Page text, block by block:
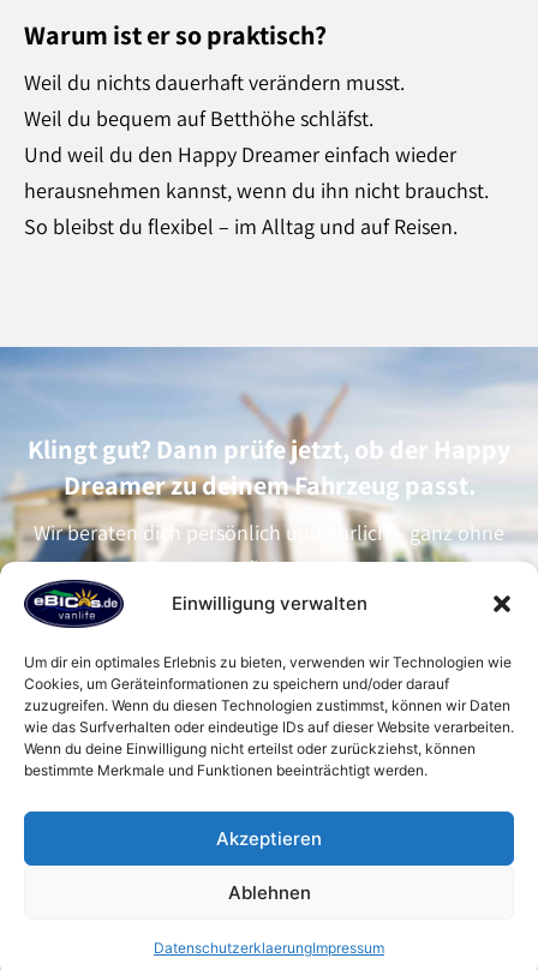
Einwilligung verwalten
Um dir ein optimales Erlebnis zu bieten, verwenden wir Technologien wie
Cookies, um Geräteinformationen zu speichern und/oder darauf
zuzugreifen. Wenn du diesen Technologien zustimmst, können wir Daten
wie das Surfverhalten oder eindeutige IDs auf dieser Website verarbeiten.
Wenn du deine Einwilligung nicht erteilst oder zurückziehst, können
bestimmte Merkmale und Funktionen beeinträchtigt werden.
Akzeptieren
Ablehnen
DatenschutzerklaerungImpressum
Warum ist er so praktisch?
Weil du nichts dauerhaft verändern musst.
Weil du bequem auf Betthöhe schläfst.
Und weil du den Happy Dreamer einfach wieder
herausnehmen kannst, wenn du ihn nicht brauchst.
So bleibst du flexibel – im Alltag und auf Reisen.
Klingt gut? Dann prüfe jetzt, ob der Happy
Dreamer zu deinem Fahrzeug passt.
Wir beraten dich persönlich und ehrlich – ganz ohne
Verpflichtung.
Happy Dreamer unverbindlich anfragen
Hergestellt in Deutschland
Passt der Happy Dreamer in mein